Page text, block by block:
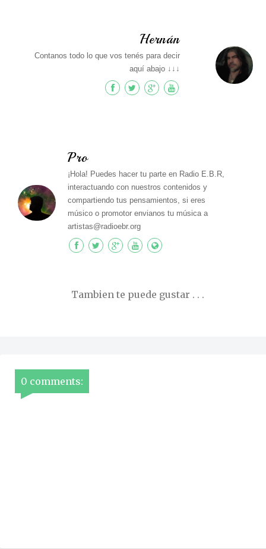
Hernán
Contanos todo lo que vos tenés para decir
aquí abajo ↓↓↓
Pro
¡Hola! Puedes hacer tu parte en Radio E.B.R,
interactuando con nuestros contenidos y
compartiendo tus pensamientos, si eres
músico o promotor envianos tu música a
artistas@radioebr.org
Tambien te puede gustar . . .
0 comments: